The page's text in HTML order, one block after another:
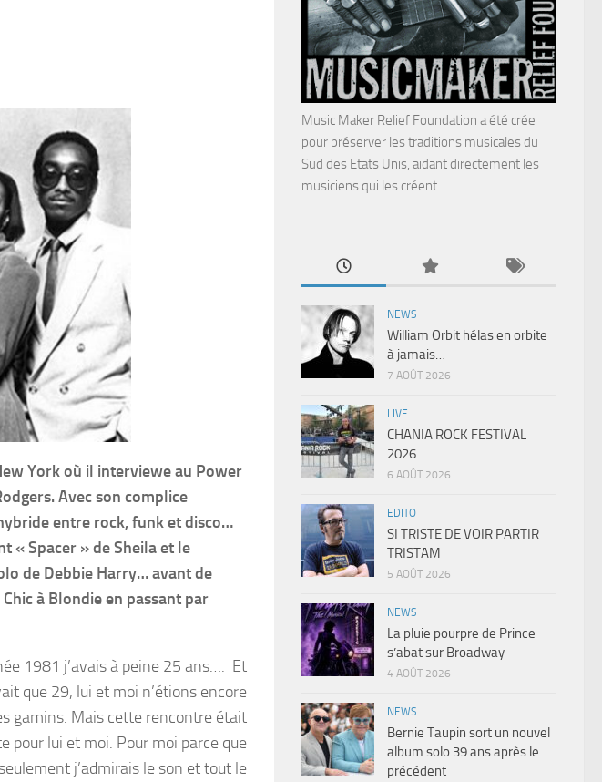
York où il interviewe au Power
Avec son complice
entre rock, funk et disco…
« Spacer » de Sheila et le
de Debbie Harry… avant de
à Blondie en passant par
1981 j’avais à peine 25 ans…. Et
que 29, lui et moi n’étions encore
gamins. Mais cette rencontre était
pour lui et moi. Pour moi parce que
j’admirais le son et tout le
Music Maker Relief Foundation a été crée
pour préserver les traditions musicales du
Sud des Etats Unis, aidant directement les
musiciens qui les créent.
NEWS
William Orbit hélas en orbite
à jamais…
7 AOÛT 2026
LIVE
CHANIA ROCK FESTIVAL
2026
6 AOÛT 2026
EDITO
SI TRISTE DE VOIR PARTIR
TRISTAM
5 AOÛT 2026
NEWS
La pluie pourpre de Prince
s’abat sur Broadway
4 AOÛT 2026
NEWS
Bernie Taupin sort un nouvel
album solo 39 ans après le
précédent